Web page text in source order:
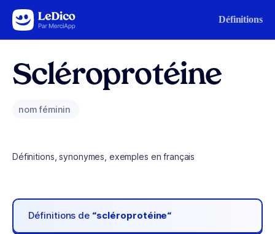
Aller au contenu Définitions
Scléroprotéine
nom féminin
Définitions, synonymes, exemples en français
Définitions de “scléroprotéine“